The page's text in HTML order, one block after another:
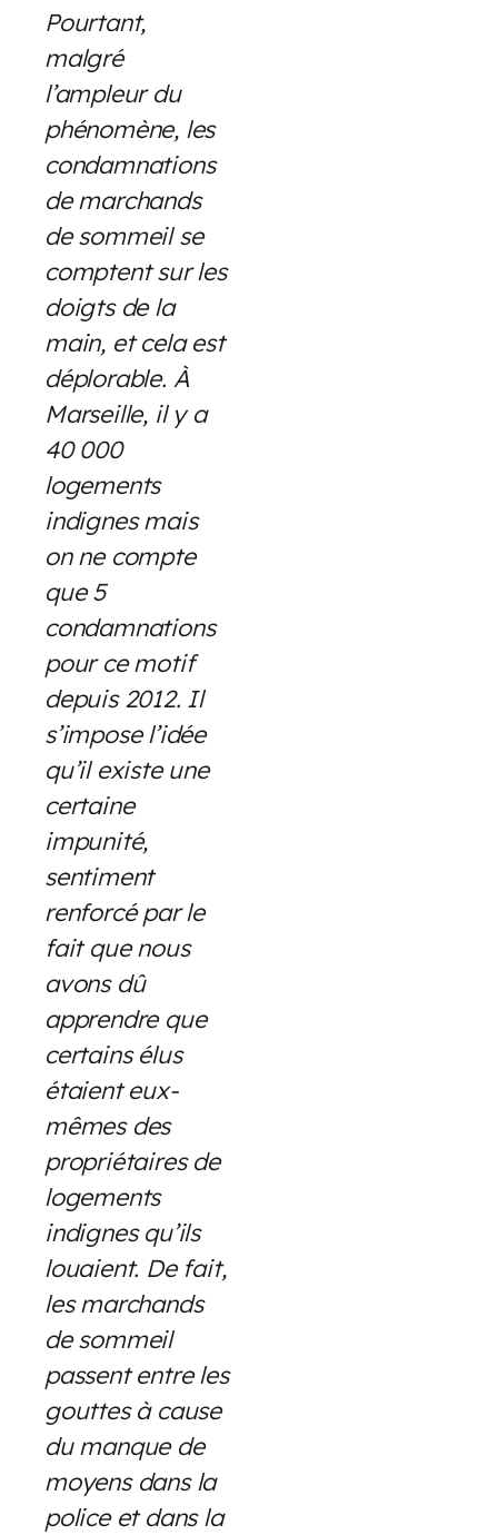
Pourtant,
malgré
l’ampleur du
phénomène, les
condamnations
de marchands
de sommeil se
comptent sur les
doigts de la
main, et cela est
déplorable. À
Marseille, il y a
40 000
logements
indignes mais
on ne compte
que 5
condamnations
pour ce motif
depuis 2012. Il
s’impose l’idée
qu’il existe une
certaine
impunité,
sentiment
renforcé par le
fait que nous
avons dû
apprendre que
certains élus
étaient eux-
mêmes des
propriétaires de
logements
indignes qu’ils
louaient. De fait,
les marchands
de sommeil
passent entre les
gouttes à cause
du manque de
moyens dans la
police et dans la